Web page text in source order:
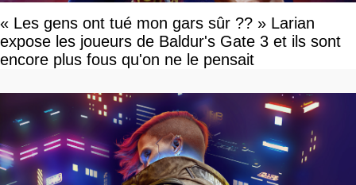
« Les gens ont tué mon gars sûr ?? » Larian
expose les joueurs de Baldur's Gate 3 et ils sont
encore plus fous qu'on ne le pensait